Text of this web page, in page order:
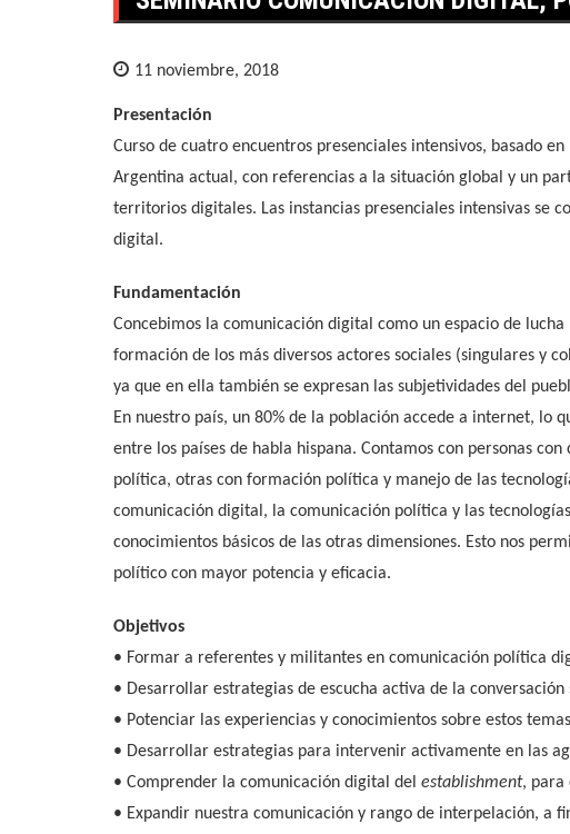
11 noviembre, 2018
Presentación
Curso de cuatro encuentros presenciales intensivos, basado
Argentina actual, con referencias a la situación global y un
territorios digitales. Las instancias presenciales intensivas se
digital.
Fundamentación
Concebimos la comunicación digital como un espacio de
formación de los más diversos actores sociales (singulares y
ya que en ella también se expresan las subjetividades del
En nuestro país, un 80% de la población accede a internet,
entre los países de habla hispana. Contamos con personas
política, otras con formación política y manejo de las
comunicación digital, la comunicación política y las
conocimientos básicos de las otras dimensiones. Esto nos
político con mayor potencia y eficacia.
Objetivos
• Formar a referentes y militantes en comunicación política
• Desarrollar estrategias de escucha activa de la conversación
• Potenciar las experiencias y conocimientos sobre estos
• Desarrollar estrategias para intervenir activamente en las
• Comprender la comunicación digital del establishment, para
• Expandir nuestra comunicación y rango de interpelación, a